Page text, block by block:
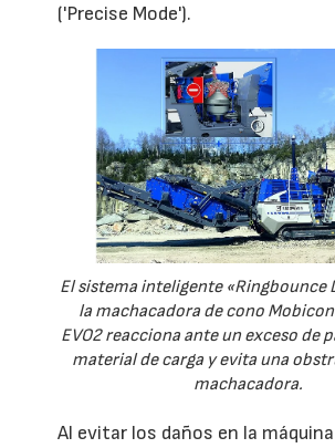
('Precise Mode').
El sistema inteligente «Ringbounce
la machacadora de cono
EVO2 reacciona ante un exceso de
material de carga y evita una
machacadora.
Al evitar los daños en la